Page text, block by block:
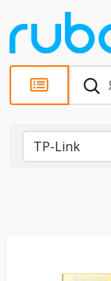
Бренды